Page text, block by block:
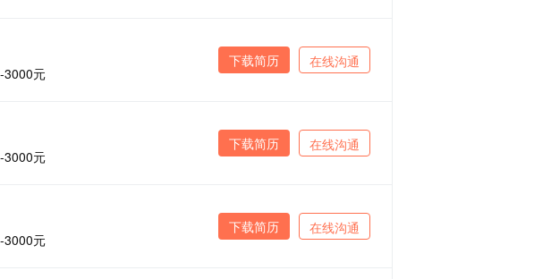
3000元
在线沟通
下载简历
3000元
在线沟通
下载简历
3000元
在线沟通
下载简历